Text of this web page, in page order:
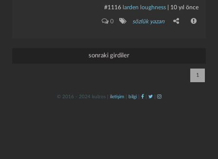
#1116 larden loughness 10 yıl önce
0 sözlük yazarı
sonraki girdiler
1
© 2016 - 2024 kulzos | iletişim| bilgi| | |